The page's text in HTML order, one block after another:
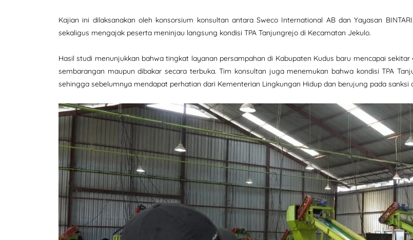
Kajian ini dilaksanakan oleh konsorsium konsultan antara Sweco International AB dan Yayasan
sekaligus mengajak peserta meninjau langsung kondisi TPA Tanjungrejo di Kecamatan Jekulo.
Hasil studi menunjukkan bahwa tingkat layanan persampahan di Kabupaten Kudus baru mencapai
sembarangan maupun dibakar secara terbuka. Tim konsultan juga menemukan bahwa kondisi TPA
sehingga sebelumnya mendapat perhatian dari Kementerian Lingkungan Hidup dan berujung pada